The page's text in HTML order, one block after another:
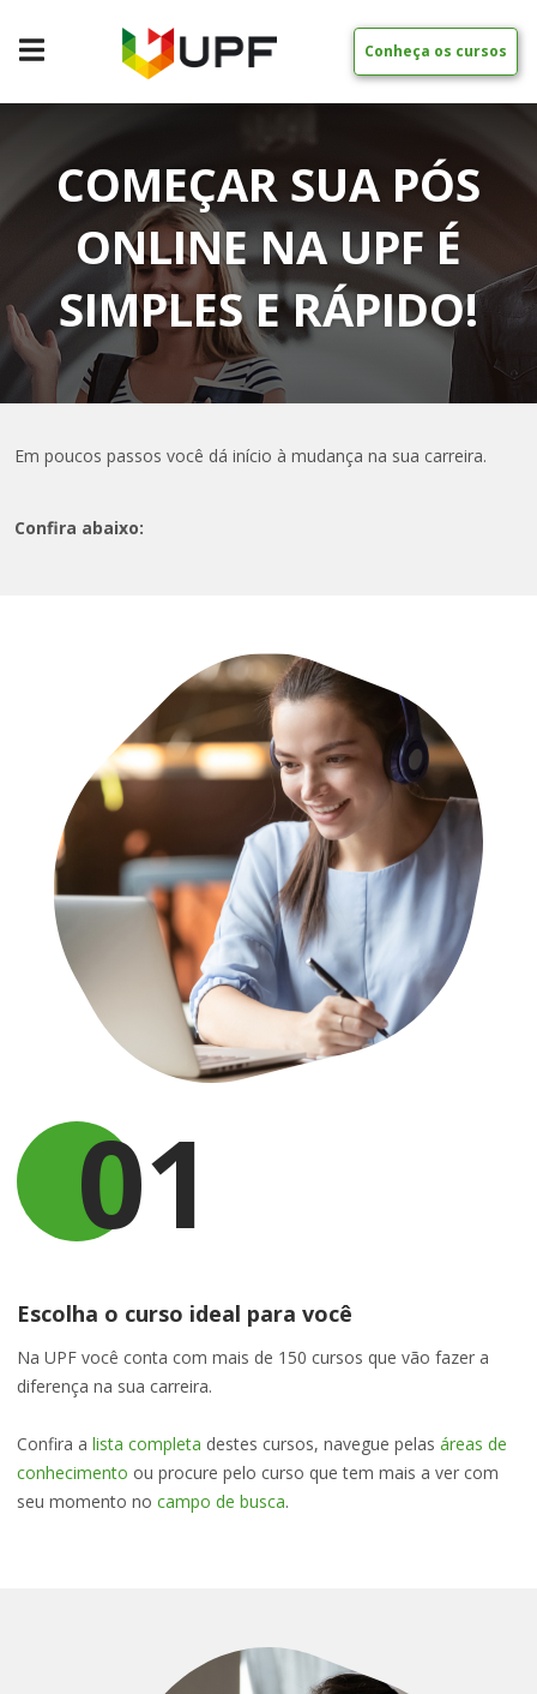
Conheça os cursos
COMEÇAR SUA PÓS
ONLINE NA UPF É
SIMPLES E RÁPIDO!
Em poucos passos você dá início à mudança na sua carreira.
Confira abaixo:
01
Escolha o curso ideal para você
Na UPF você conta com mais de 150 cursos que vão fazer a
diferença na sua carreira.
Confira a lista completa destes cursos, navegue pelas áreas de
conhecimento ou procure pelo curso que tem mais a ver com
seu momento no campo de busca.